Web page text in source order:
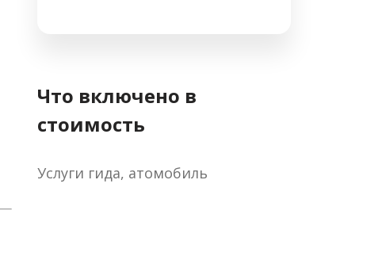
Что включено в
стоимость
Услуги гида, атомобиль